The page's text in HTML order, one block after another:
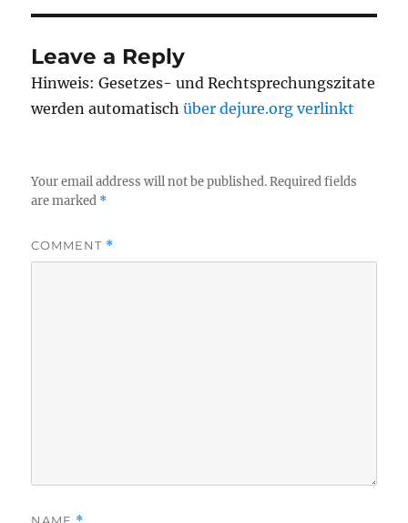
Leave a Reply
Hinweis: Gesetzes- und Rechtsprechungszitate
werden automatischüber dejure.org verlinkt
Your email address will not be published. Required fields
are marked *
COMMENT *